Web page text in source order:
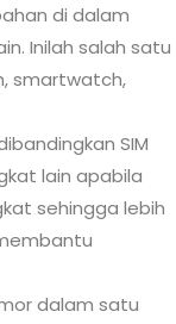
di dalam
Inilah salah satu
smartwatch,
SIM
lain apabila
sehingga lebih
dalam satu